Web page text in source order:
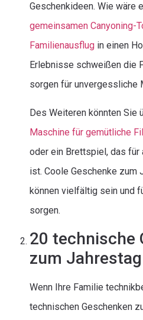
Geschenkideen. Wie wäre
gemeinsamen Canyoning-
Familienausflug in einen
Erlebnisse schweißen die
sorgen für unvergessliche
Des Weiteren könnten Sie
Maschine für gemütliche
oder ein Brettspiel, das
ist. Coole Geschenke zum
können vielfältig sein und
sorgen.
20 technische
zum
Wenn Ihre Familie
technischen Geschenken